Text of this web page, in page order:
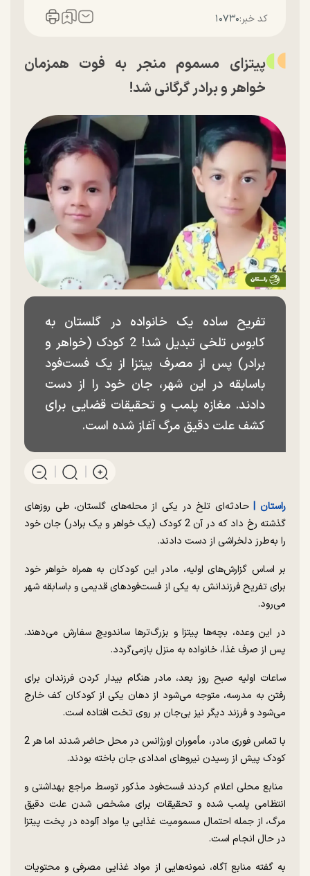
کد خبر:۱۰۷۳۰
پیتزای مسموم منجر به فوت همزمان
خواهر و برادر گرگانی شد!
تفریح ساده یک خانواده در گلستان به
کابوس تلخی تبدیل شد! 2 کودک (خواهر و
برادر) پس از مصرف پیتزا از یک فست‌فود
باسابقه در این شهر، جان خود را از دست
دادند. مغازه پلمب و تحقیقات قضایی برای
کشف علت دقیق مرگ آغاز شده است.
راستان |حادثه‌ای تلخ در یکی از محله‌های گلستان، طی روزهای
گذشته رخ داد که در آن 2 کودک (یک خواهر و یک برادر) جان خود
را به‌طرز دلخراشی از دست دادند.
بر اساس گزارش‌های اولیه، مادر این کودکان به همراه خواهر خود
برای تفریح فرزندانش به یکی از فست‌فودهای قدیمی و باسابقه شهر
می‌رود.
در این وعده، بچه‌ها پیتزا و بزرگ‌ترها ساندویچ سفارش می‌دهند.
پس از صرف غذا، خانواده به منزل بازمی‌گردد.
ساعات اولیه صبح روز بعد، مادر هنگام بیدار کردن فرزندان برای
رفتن به مدرسه، متوجه می‌شود از دهان یکی از کودکان کف خارج
می‌شود و فرزند دیگر نیز بی‌جان بر روی تخت افتاده است.
با تماس فوری مادر، مأموران اورژانس در محل حاضر شدند اما هر 2
کودک پیش از رسیدن نیروهای امدادی جان باخته بودند.
منابع محلی اعلام کردند فست‌فود مذکور توسط مراجع بهداشتی و
انتظامی پلمب شده و تحقیقات برای مشخص شدن علت دقیق
مرگ، از جمله احتمال مسمومیت غذایی یا مواد آلوده در پخت پیتزا
در حال انجام است.
به گفته منابع آگاه، نمونه‌هایی از مواد غذایی مصرفی و محتویات